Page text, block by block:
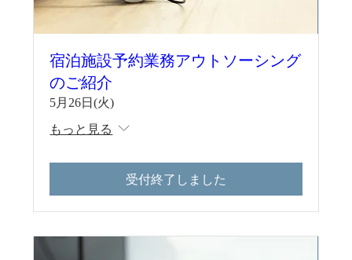
宿泊施設予約業務アウトソーシング
のご紹介
5月26日(火)
もっと見る
受付終了しました